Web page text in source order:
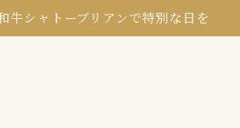
牛シャトーブリアンで特別な日を